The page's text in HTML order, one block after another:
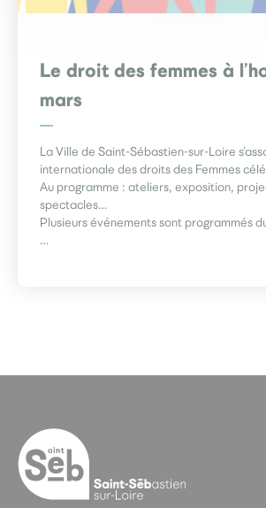
Le droit des femmes à
mars
La Ville de Saint-Sébastien-sur-Loire
internationale des droits des Femmes
Au programme : ateliers, exposition,
spectacles…
Plusieurs événements sont programmés
…